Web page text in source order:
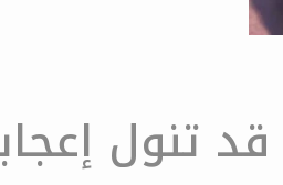
تنول